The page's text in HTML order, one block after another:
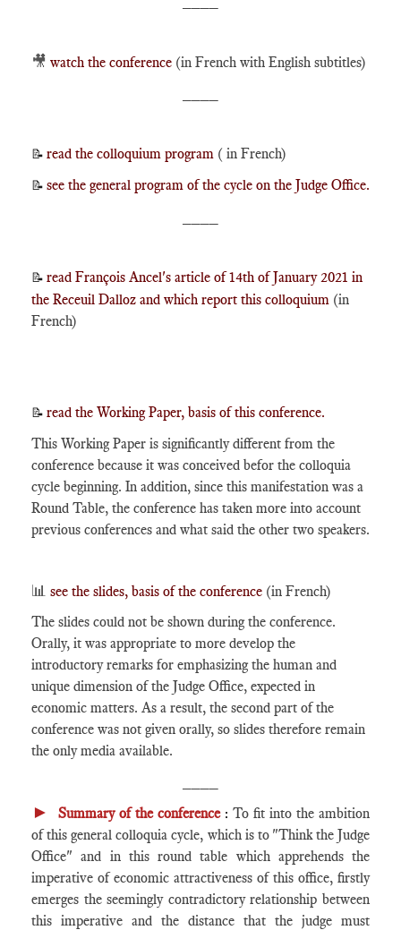
🎥 watch the conference (in French with English subtitles)
📝 read the colloquium program ( in French)
📝 see the general program of the cycle on the Judge Office.
📝 read François Ancel's article of 14th of January 2021 in
the Receuil Dalloz and which report this colloquium (in
French)
📝 read the Working Paper, basis of this conference.
This Working Paper is significantly different from the
conference because it was conceived befor the colloquia
cycle beginning. In addition, since this manifestation was a
Round Table, the conference has taken more into account
previous conferences and what said the other two speakers.
📊 see the slides, basis of the conference (in French)
The slides could not be shown during the conference.
Orally, it was appropriate to more develop the
introductory remarks for emphasizing the human and
unique dimension of the Judge Office, expected in
economic matters. As a result, the second part of the
conference was not given orally, so slides therefore remain
the only media available.
► Summary of the conference: To fit into the ambition
of this general colloquia cycle, which is to "Think the Judge
Office" and in this round table which apprehends the
imperative of economic attractiveness of this office, firstly
emerges the seemingly contradictory relationship between
this imperative and the distance that the judge must